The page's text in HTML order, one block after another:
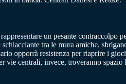
un pesante contraccolpo
schiacciante tra le mura amiche,
opporrà resistenza per riaprire i
vie centrali, invece, troveranno